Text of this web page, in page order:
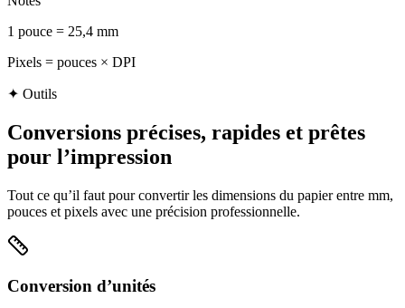
1 pouce = 25,4 mm
Pixels = pouces × DPI
✦ Outils
Conversions précises, rapides et prêtes
pour l’impression
Tout ce qu’il faut pour convertir les dimensions du papier entre mm,
pouces et pixels avec une précision professionnelle.
Conversion d’unités